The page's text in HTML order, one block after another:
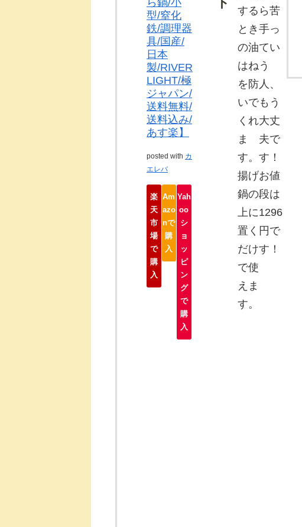
ら鍋/小
型/窒化
鉄/調理器
具/国産/
日本
製/RIVER
LIGHT/極
ジャパン/
送料無料/
送料込み/
あす楽】
posted with カ
エレバ
楽
天
市
場
で
購
入
Am
azo
nで
購
入
Yah
oo
シ
ョ
ッ
ピ
ン
グ
で
購
入
する
とき
の油
はね
を防
いで
くれ
ま
す。
揚げ
鍋の
上に
置く
だけ
で使
えま
す。
ら苦
手っ
てい
う
人、
もう
大丈
夫で
す！
お値
段は
1296
円で
す！